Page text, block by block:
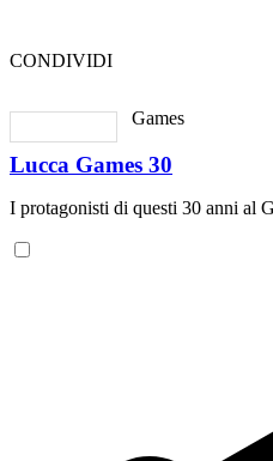
CONDIVIDI
Games
Lucca Games 30
I protagonisti di questi 30 anni al